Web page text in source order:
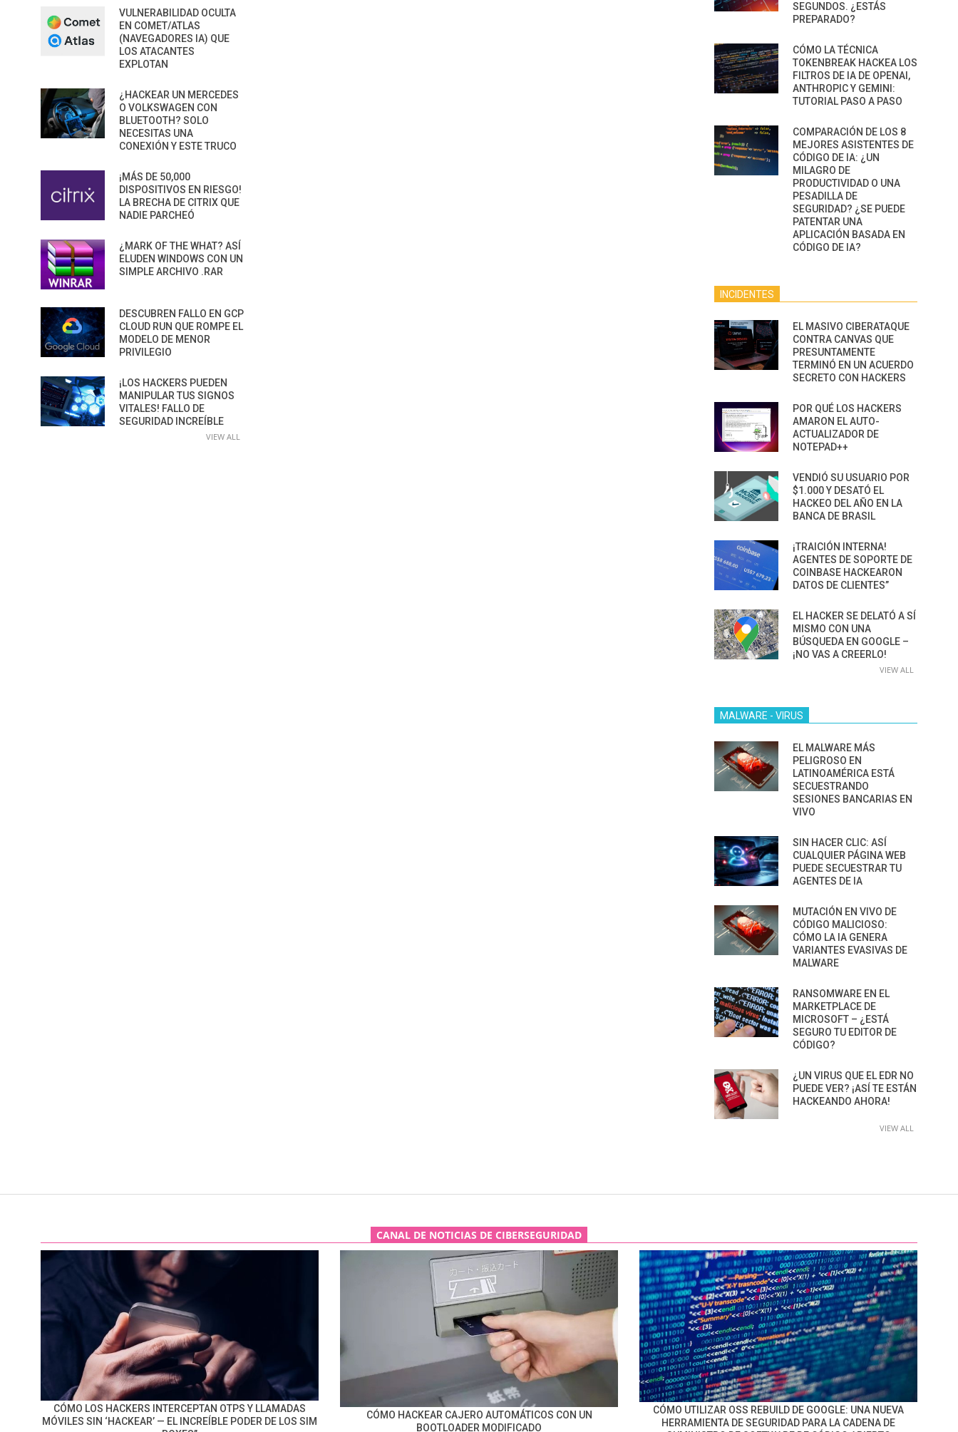
VULNERABILIDAD OCULTA
EN COMET/ATLAS
(NAVEGADORES IA) QUE
LOS ATACANTES
EXPLOTAN
¿HACKEAR UN MERCEDES
O VOLKSWAGEN CON
BLUETOOTH? SOLO
NECESITAS UNA
CONEXIÓN Y ESTE TRUCO
¡MÁS DE 50,000
DISPOSITIVOS EN RIESGO!
LA BRECHA DE CITRIX QUE
NADIE PARCHEÓ
¿MARK OF THE WHAT? ASÍ
ELUDEN WINDOWS CON UN
SIMPLE ARCHIVO .RAR
DESCUBREN FALLO EN GCP
CLOUD RUN QUE ROMPE EL
MODELO DE MENOR
PRIVILEGIO
¡LOS HACKERS PUEDEN
MANIPULAR TUS SIGNOS
VITALES! FALLO DE
SEGURIDAD INCREÍBLE
VIEW ALL
SEGUNDOS. ¿ESTÁS
PREPARADO?
CÓMO LA TÉCNICA
TOKENBREAK HACKEA LOS
FILTROS DE IA DE OPENAI,
ANTHROPIC Y GEMINI:
TUTORIAL PASO A PASO
COMPARACIÓN DE LOS 8
MEJORES ASISTENTES DE
CÓDIGO DE IA: ¿UN
MILAGRO DE
PRODUCTIVIDAD O UNA
PESADILLA DE
SEGURIDAD? ¿SE PUEDE
PATENTAR UNA
APLICACIÓN BASADA EN
CÓDIGO DE IA?
INCIDENTES
EL MASIVO CIBERATAQUE
CONTRA CANVAS QUE
PRESUNTAMENTE
TERMINÓ EN UN ACUERDO
SECRETO CON HACKERS
POR QUÉ LOS HACKERS
AMARON EL AUTO-
ACTUALIZADOR DE
NOTEPAD++
VENDIÓ SU USUARIO POR
$1.000 Y DESATÓ EL
HACKEO DEL AÑO EN LA
BANCA DE BRASIL
¡TRAICIÓN INTERNA!
AGENTES DE SOPORTE DE
COINBASE HACKEARON
DATOS DE CLIENTES”
EL HACKER SE DELATÓ A SÍ
MISMO CON UNA
BÚSQUEDA EN GOOGLE –
¡NO VAS A CREERLO!
VIEW ALL
MALWARE - VIRUS
EL MALWARE MÁS
PELIGROSO EN
LATINOAMÉRICA ESTÁ
SECUESTRANDO
SESIONES BANCARIAS EN
VIVO
SIN HACER CLIC: ASÍ
CUALQUIER PÁGINA WEB
PUEDE SECUESTRAR TU
AGENTES DE IA
MUTACIÓN EN VIVO DE
CÓDIGO MALICIOSO:
CÓMO LA IA GENERA
VARIANTES EVASIVAS DE
MALWARE
RANSOMWARE EN EL
MARKETPLACE DE
MICROSOFT – ¿ESTÁ
SEGURO TU EDITOR DE
CÓDIGO?
¿UN VIRUS QUE EL EDR NO
PUEDE VER? ¡ASÍ TE ESTÁN
HACKEANDO AHORA!
VIEW ALL
CANAL DE NOTICIAS DE CIBERSEGURIDAD
CÓMO LOS HACKERS INTERCEPTAN OTPS Y LLAMADAS
MÓVILES SIN ‘HACKEAR’ — EL INCREÍBLE PODER DE LOS SIM
CÓMO HACKEAR CAJERO AUTOMÁTICOS CON UN
BOOTLOADER MODIFICADO
CÓMO UTILIZAR OSS REBUILD DE GOOGLE: UNA NUEVA
HERRAMIENTA DE SEGURIDAD PARA LA CADENA DE